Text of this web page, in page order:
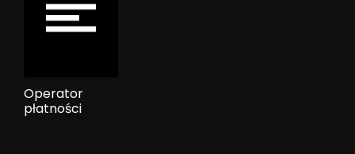
Operator
płatności